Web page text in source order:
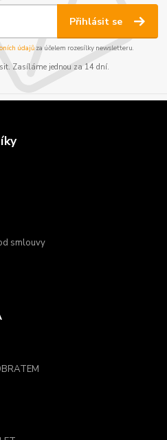
Přihlásit se
údajůza účelem rozesílky newsletteru.
Zasíláme jednou za 14 dní.
smlouvy